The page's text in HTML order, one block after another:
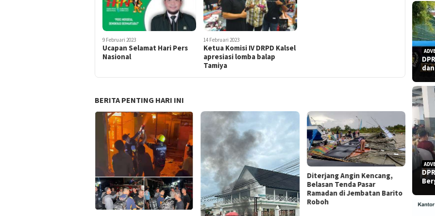
9 Februari 2023
Ucapan Selamat Hari Pers
Nasional
14 Februari 2023
Ketua Komisi IV DRPD Kalsel
apresiasi lomba balap
Tamiya
BERITA PENTING HARI INI
Diterjang Angin Kencang,
Belasan Tenda Pasar
Ramadan di Jembatan Barito
Roboh
Refleksi Hari Pers Nasional
2026: Menguji Independensi